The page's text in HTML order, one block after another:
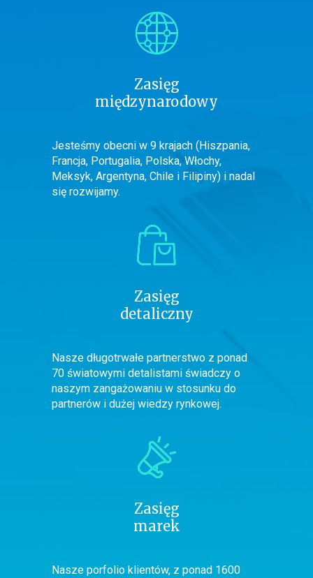
Zasięg
międzynarodowy
Jesteśmy obecni w 9 krajach (Hiszpania,
Francja, Portugalia, Polska, Włochy,
Meksyk, Argentyna, Chile i Filipiny) i nadal
się rozwijamy.
Zasięg
detaliczny
Nasze długotrwałe partnerstwo z ponad
70 światowymi detalistami świadczy o
naszym zangażowaniu w stosunku do
partnerów i dużej wiedzy rynkowej.
Zasięg
marek
Nasze porfolio klientów, z ponad 1600